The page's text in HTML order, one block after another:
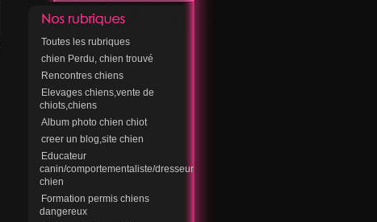
Toutes les rubriques
chien Perdu, chien trouvé
Rencontres chiens
Elevages chiens,vente de
chiots,chiens
Album photo chien chiot
creer un blog,site chien
Educateur
canin/comportementaliste/dresseur
chien
Formation permis chiens
dangereux